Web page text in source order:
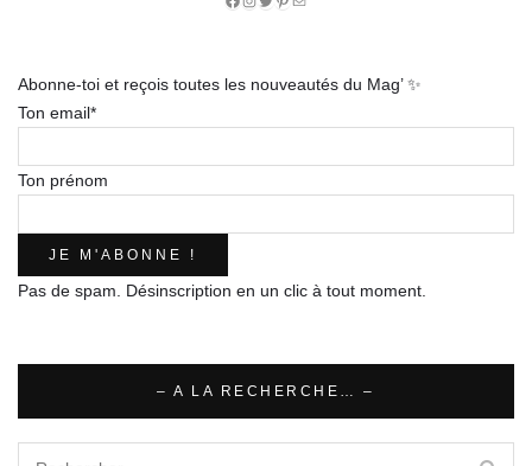
Facebook
Instagram
Twitter
Pinterest
E-
Abonne-toi et reçois toutes les nouveautés du Mag’ ✨
Ton email*
Ton prénom
Pas de spam. Désinscription en un clic à tout moment.
– A LA RECHERCHE… –